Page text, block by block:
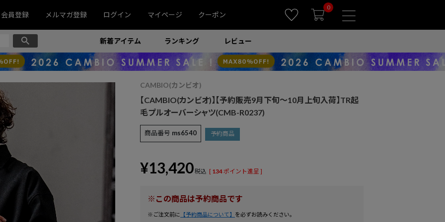
会員登録 メルマガ登録 ログイン マイページ クーポン
0
新着アイテム ランキング レビュー
CAMBIO(カンビオ)
【CAMBIO(カンビオ)】【予約販売9月下旬～10月上旬入荷】TR起
毛プルオーバーシャツ(CMB-R0237)
商品番号 ms6540 予約商品
¥13,420税込 [ 134ポイント進呈 ]
※この商品は予約商品です
※ご注文前に 【予約商品について】 を必ずお読みください。